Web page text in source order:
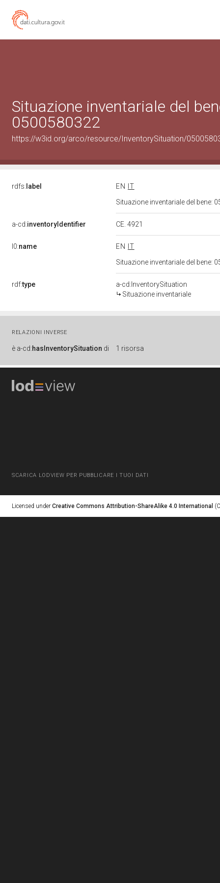
Situazione inventariale del
0500580322
https://w3id.org/arco/resource/InventorySituation/
rdfs: label EN
IT
Situazione inventariale del bene:
a-cd:inventoryIdentifier CE. 4921
l0:name EN
IT
Situazione inventariale del bene:
rdf:type
a-cd:InventorySituation
Situazione inventariale
RELAZIONI INVERSE
è a-cd:hasInventorySituation di 1 risorsa
SCARICA LODVIEW PER PUBBLICARE I TUOI DATI
Licensed under Creative Commons Attribution-ShareAlike 4.0 International